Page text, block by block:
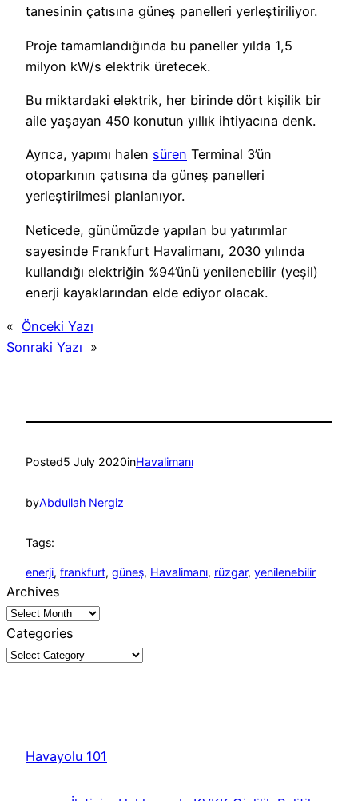
tanesinin çatısına güneş panelleri yerleştiriliyor.
Proje tamamlandığında bu paneller yılda 1,5
milyon kW/s elektrik üretecek.
Bu miktardaki elektrik, her birinde dört kişilik bir
aile yaşayan 450 konutun yıllık ihtiyacına denk.
Ayrıca, yapımı halen süren Terminal 3’ün
otoparkının çatısına da güneş panelleri
yerleştirilmesi planlanıyor.
Neticede, günümüzde yapılan bu yatırımlar
sayesinde Frankfurt Havalimanı, 2030 yılında
kullandığı elektriğin %94’ünü yenilenebilir (yeşil)
enerji kayaklarından elde ediyor olacak.
« Önceki Yazı
Sonraki Yazı »
Posted5 July 2020inHavalimanı
byAbdullah Nergiz
Tags:
enerji, frankfurt, güneş, Havalimanı, rüzgar, yenilenebilir
Archives
Categories
Havayolu 101